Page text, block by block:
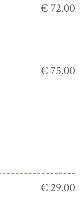
€ 72.00
€ 75.00
€ 29.00